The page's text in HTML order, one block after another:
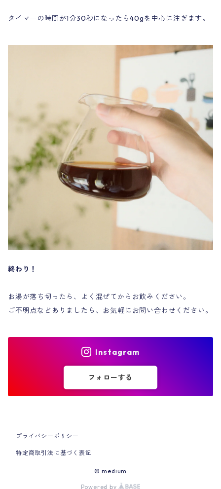
タイマーの時間が1分30秒になったら40gを中心に注ぎます。
終わり！
お湯が落ち切ったら、よく混ぜてからお飲みください。
ご不明点などありましたら、お気軽にお問い合わせください。
Instagram
フォローする
プライバシーポリシー
特定商取引法に基づく表記
© medium
Powered by